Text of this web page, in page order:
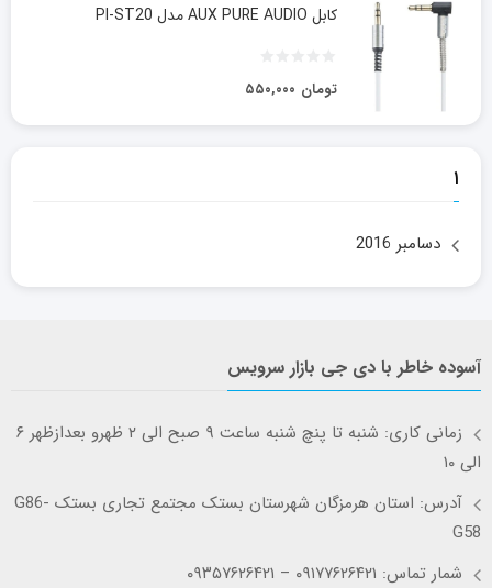
کابل AUX PURE AUDIO مدل PI-ST20
۵۵۰,۰۰۰ تومان
۱
دسامبر 2016
آسوده خاطر با دی جی بازار سرویس
زمانی کاری: شنبه تا پنچ شنبه ساعت ۹ صبح الی ۲ ظهرو بعدازظهر ۶
الی ۱۰
آدرس: استان هرمزگان شهرستان بستک مجتمع تجاری بستک G86-
G58
شمار تماس: ۰۹۱۷۷۶۲۶۴۲۱ – ۰۹۳۵۷۶۲۶۴۲۱